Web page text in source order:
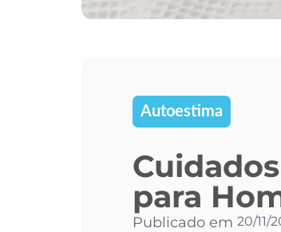
Autoestima
para
Publicado em 20/11/